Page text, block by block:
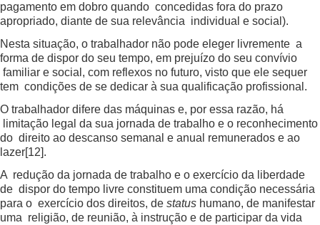
pagamento em dobro quando concedidas fora do prazo
apropriado, diante de sua relevância individual e social).
Nesta situação, o trabalhador não pode eleger livremente a
forma de dispor do seu tempo, em prejuízo do seu convívio
familiar e social, com reflexos no futuro, visto que ele sequer
tem condições de se dedicar à sua qualificação profissional.
O trabalhador difere das máquinas e, por essa razão, há
limitação legal da sua jornada de trabalho e o reconhecimento
do direito ao descanso semanal e anual remunerados e ao
lazer[12].
A redução da jornada de trabalho e o exercício da liberdade
de dispor do tempo livre constituem uma condição necessária
para o exercício dos direitos, de status humano, de manifestar
uma religião, de reunião, à instrução e de participar da vida